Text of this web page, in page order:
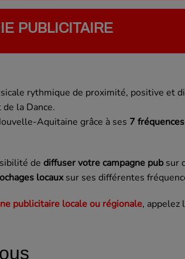
PUBLICITAIRE
rythmique de proximité, positive et
la Dance.
Aquitaine grâce à ses 7 fréquences
de diffuser votre campagne pubsur
locauxsur ses différentes
publicitaire locale ou régionale, appelez